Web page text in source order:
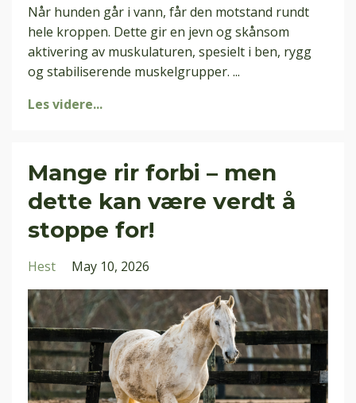
Når hunden går i vann, får den motstand rundt
hele kroppen. Dette gir en jevn og skånsom
aktivering av muskulaturen, spesielt i ben, rygg
og stabiliserende muskelgrupper. ...
Les videre...
Mange rir forbi – men
dette kan være verdt å
stoppe for!
Hest May 10, 2026